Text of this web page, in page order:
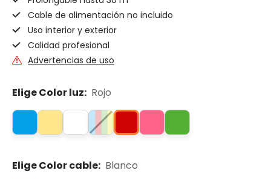
Cable de alimentación no incluido
Uso interior y exterior
Calidad profesional
Advertencias de uso
Elige Color luz: Rojo
Elige Color cable: Blanco